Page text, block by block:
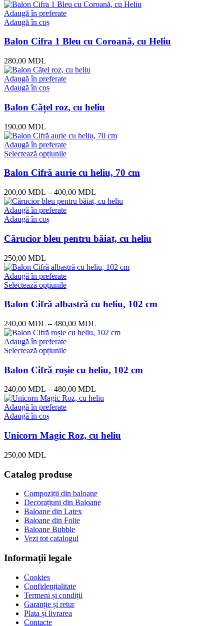
Adaugă în preferate
Adaugă în coș
Balon Cifra 1 Bleu cu Coroană, cu Heliu
280,00 MDL
Adaugă în preferate
Adaugă în coș
Balon Cățel roz, cu heliu
190,00 MDL
Adaugă în preferate
Selectează opțiunile
Balon Cifră aurie cu heliu, 70 cm
200,00 MDL – 400,00 MDL
Adaugă în preferate
Adaugă în coș
Cărucior bleu pentru băiat, cu heliu
250,00 MDL
Adaugă în preferate
Selectează opțiunile
Balon Cifră albastră cu heliu, 102 cm
240,00 MDL – 480,00 MDL
Adaugă în preferate
Selectează opțiunile
Balon Cifră roșie cu heliu, 102 cm
240,00 MDL – 480,00 MDL
Adaugă în preferate
Adaugă în coș
Unicorn Magic Roz, cu heliu
250,00 MDL
Catalog produse
Compoziții din baloane
Decorațiuni din Baloane
Baloane din Latex
Baloane din Folie
Baloane Bubble
Vezi tot catalogul
Informații legale
Cookies
Confidențialitate
Termeni și condiții
Garanție și retur
Plata și livrarea
Contacte